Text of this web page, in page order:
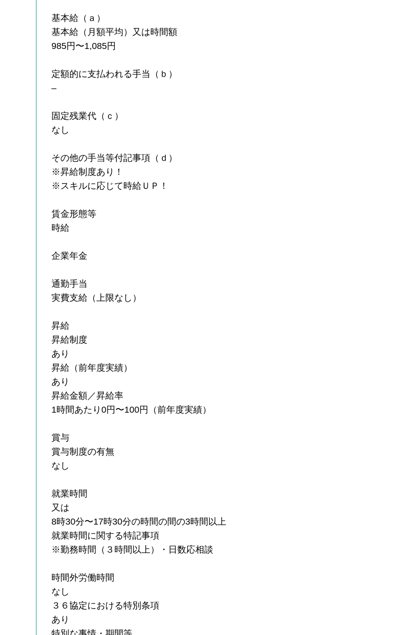
基本給（ａ）
基本給（月額平均）又は時間額
985円〜1,085円
定額的に支払われる手当（ｂ）
–
固定残業代（ｃ）
なし
その他の手当等付記事項（ｄ）
※昇給制度あり！
※スキルに応じて時給ＵＰ！
賃金形態等
時給
企業年金
通勤手当
実費支給（上限なし）
昇給
昇給制度
あり
昇給（前年度実績）
あり
昇給金額／昇給率
1時間あたり0円〜100円（前年度実績）
賞与
賞与制度の有無
なし
就業時間
又は
8時30分〜17時30分の時間の間の3時間以上
就業時間に関する特記事項
※勤務時間（３時間以上）・日数応相談
時間外労働時間
なし
３６協定における特別条項
あり